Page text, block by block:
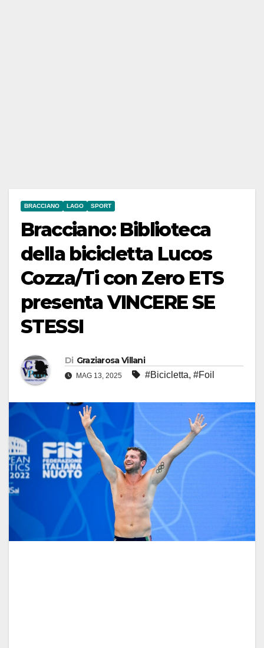
BRACCIANO LAGO SPORT
Bracciano: Biblioteca
della bicicletta Lucos
Cozza/Ti con Zero ETS
presenta VINCERE SE
STESSI
Di Graziarosa Villani
MAG 13, 2025 #Bicicletta, #Foil